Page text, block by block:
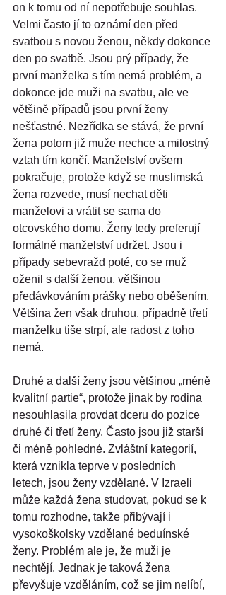
on k tomu od ní nepotřebuje souhlas.
Velmi často jí to oznámí den před
svatbou s novou ženou, někdy dokonce
den po svatbě. Jsou prý případy, že
první manželka s tím nemá problém, a
dokonce jde muži na svatbu, ale ve
většině případů jsou první ženy
nešťastné. Nezřídka se stává, že první
žena potom již muže nechce a milostný
vztah tím končí. Manželství ovšem
pokračuje, protože když se muslimská
žena rozvede, musí nechat děti
manželovi a vrátit se sama do
otcovského domu. Ženy tedy preferují
formálně manželství udržet. Jsou i
případy sebevražd poté, co se muž
oženil s další ženou, většinou
předávkováním prášky nebo oběšením.
Většina žen však druhou, případně třetí
manželku tiše strpí, ale radost z toho
nemá.
Druhé a další ženy jsou většinou „méně
kvalitní partie“, protože jinak by rodina
nesouhlasila provdat dceru do pozice
druhé či třetí ženy. Často jsou již starší
či méně pohledné. Zvláštní kategorií,
která vznikla teprve v posledních
letech, jsou ženy vzdělané. V Izraeli
může každá žena studovat, pokud se k
tomu rozhodne, takže přibývají i
vysokoškolsky vzdělané beduínské
ženy. Problém ale je, že muži je
nechtějí. Jednak je taková žena
převyšuje vzděláním, což se jim nelíbí,